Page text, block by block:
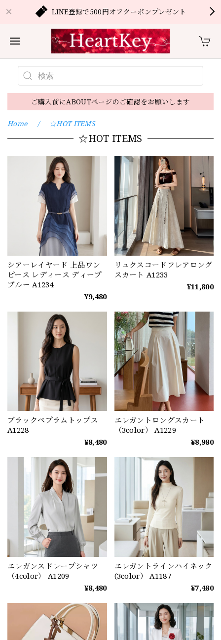
LINE登録で500円オフクーポンプレゼント
ご購入前にABOUTページのご確認をお願いします
Home ☆HOT ITEMS
☆HOT ITEMS
シアーレイヤード 上品ワン
ピース レディース ディープ
ブルー A1234
¥9,480
リュクスコードフレアロング
スカート A1233
¥11,800
ブラックペプラムトップス
A1228
¥8,480
エレガントロングスカート
（3color） A1229
¥8,980
エレガンスドレープシャツ
（4color） A1209
¥8,480
エレガントラインハイネック
(3color） A1187
¥7,480